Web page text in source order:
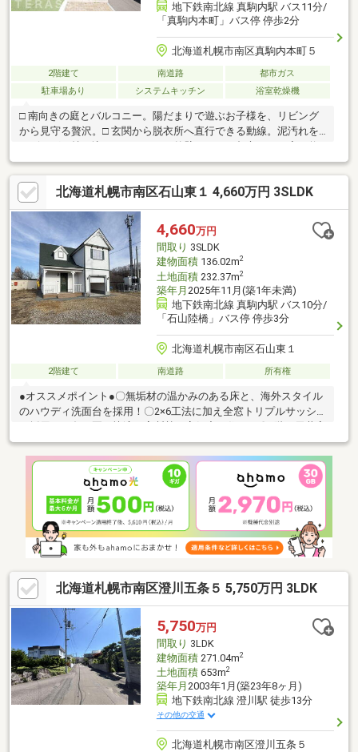
地下鉄南北線 真駒内駅 バス11分/
「真駒内本町」バス停 停歩2分
北海道札幌市南区真駒内本町５
2階建て 南道路
都市ガス
駐車場あり
システムキッチン 浴室乾燥機
□ 南向きの庭とバルコニー。陽だまりで遊ぶお子様を、リビング
から見守る贅沢。□ 玄関から脱衣所へ直行できる動線。泥汚れを
来の維持費まで賢く抑えられる安心の選択です。□ ハイルーフカ
ーポートの後ろに大型物置。キャンプ道具もタイヤも外に収まり
ます。□ 2WAYのウォークインクローゼットと豊富な壁面収納。家
中が自然と片付きます。「住まい選びで大切なのは、暮らしのか
たちに合うかどうか。」そうお考えの方にこそ、ぜひ一度ご覧い
ただきたい一邸です。ご要望などあれば、TERASSにお任せ下さ
い。
北海道札幌市南区石山東１ 4,660万円 3SLDK
4,660万円
間取り 3SLDK
建物面積136.02m2
土地面積232.37m2
築年月 2025年11月(築1年未満)
地下鉄南北線 真駒内駅 バス10分/
「石山陸橋」バス停 停歩3分
北海道札幌市南区石山東１
2階建て 南道路 所有権
●オススメポイント●〇無垢材の温かみのある床と、海外スタイル
のハウディ洗面台を採用！〇2×6工法に加え全窓トリプルサッシ
2 700ｍｍ、寝室は2 900ｍｍのハイスタッド仕様で空間にゆとり
と開放感〇bosch製食洗器と高級人造石フィオレストーン天板を
採用し、デザイン性・使いやすさを両立したキッチン〇クレトイ
シの特注窓やこだわりの建材を採用し、訪れる人の目を引く個性
あふれる住まい♪〇デザイン性のあるバイクガレージを完備、エコ
ジョーズやパネルヒーターなど最新設備も充実。〇本場のデザイ
ンを採用したセルコホームの輸入住宅仕様！
北海道札幌市南区澄川五条５ 5,750万円 3LDK
5,750万円
間取り 3LDK
建物面積271.04m2
土地面積653m2
築年月 2003年1月(築23年8ヶ月)
地下鉄南北線 澄川駅 徒歩13分
その他の交通
北海道札幌市南区澄川五条５